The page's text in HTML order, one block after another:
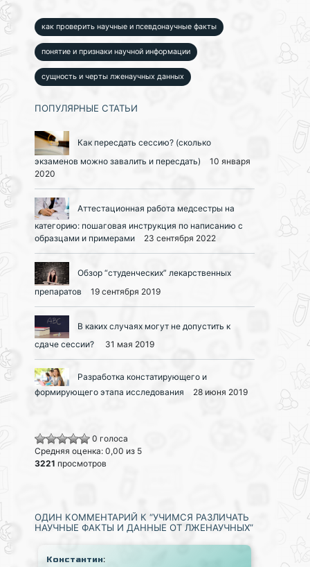
как проверить научные и псевдонаучные факты
понятие и признаки научной информации
сущность и черты лженаучных данных
ПОПУЛЯРНЫЕ СТАТЬИ
Как пересдать сессию? (сколько
экзаменов можно завалить и пересдать)
10 января
2020
Аттестационная работа медсестры на
категорию: пошаговая инструкция по написанию с
образцами и примерами
23 сентября 2022
Обзор “студенческих” лекарственных
препаратов
19 сентября 2019
В каких случаях могут не допустить к
сдаче сессии?
31 мая 2019
Разработка констатирующего и
формирующего этапа исследования
28 июня 2019
0 голоса
Средняя оценка: 0,00 из 5
3221 просмотров
ОДИН КОММЕНТАРИЙ К “УЧИМСЯ РАЗЛИЧАТЬ
НАУЧНЫЕ ФАКТЫ И ДАННЫЕ ОТ ЛЖЕНАУЧНЫХ”
Константин: